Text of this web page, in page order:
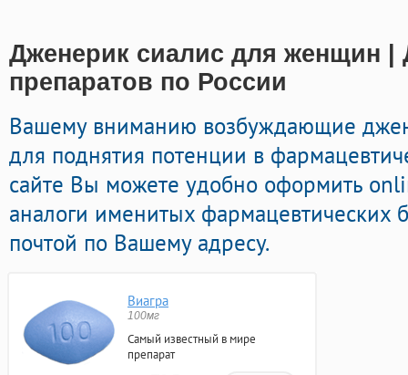
Дженерик сиалис для женщин |
препаратов по России
Вашему вниманию возбуждающие
для поднятия потенции в
сайте Вы можете удобно оформить
аналоги именитых фармацевтических
почтой по Вашему адресу.
Виагра
100мг
Самый известный в мире
препарат